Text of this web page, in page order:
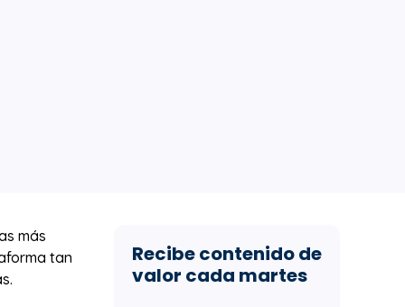
más
tan
Recibe contenido de
valor cada martes